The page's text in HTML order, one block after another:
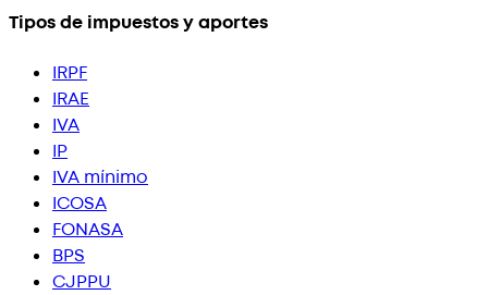
Tipos de impuestos y aportes
IRPF
IRAE
IVA
IP
IVA mínimo
ICOSA
FONASA
BPS
CJPPU